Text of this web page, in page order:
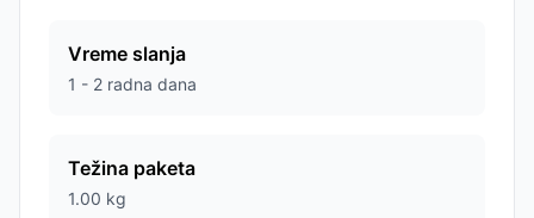
Vreme slanja
1 - 2 radna dana
Težina paketa
1.00 kg